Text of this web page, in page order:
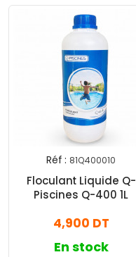
Réf : 81Q400010
Floculant Liquide Q-
Piscines Q-400 1L
4,900 DT
En stock